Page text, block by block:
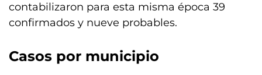
contabilizaron para esta misma época 39
confirmados y nueve probables.
Casos por municipio